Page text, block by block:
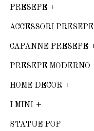
PRESEPE
ACCESSORI PRESEPE
CAPANNE PRESEPE
PRESEPE MODERNO
HOME DECOR
I MINI
STATUE POP